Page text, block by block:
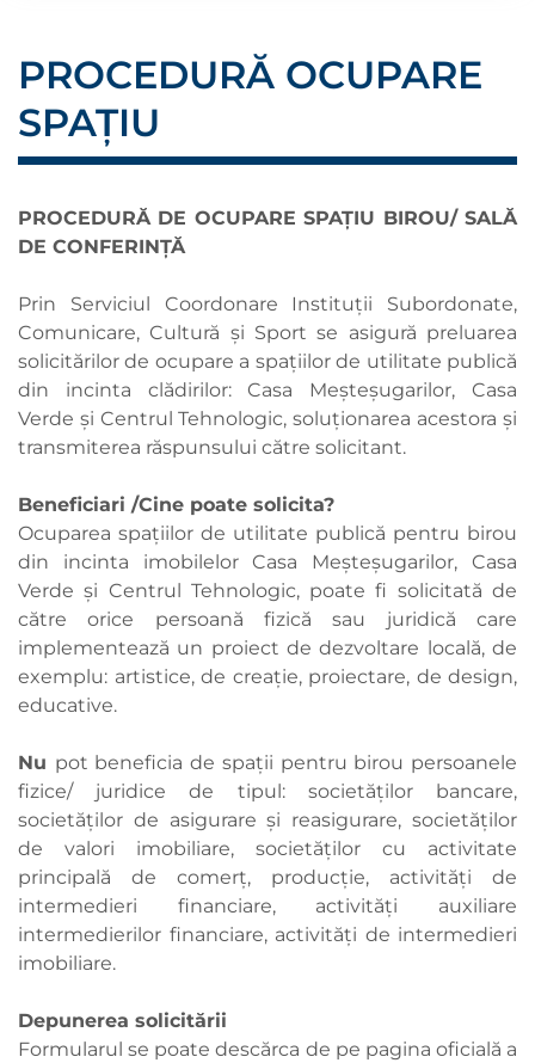
PROCEDURĂ OCUPARE
SPAȚIU
PROCEDURĂ DE OCUPARE SPAȚIU BIROU/ SALĂ
DE CONFERINȚĂ
Prin Serviciul Coordonare Instituții Subordonate,
Comunicare, Cultură și Sport se asigură preluarea
solicitărilor de ocupare a spațiilor de utilitate publică
din incinta clădirilor: Casa Meșteșugarilor, Casa
Verde și Centrul Tehnologic, soluționarea acestora și
transmiterea răspunsului către solicitant.
Beneficiari /Cine poate solicita?
Ocuparea spațiilor de utilitate publică pentru birou
din incinta imobilelor Casa Meșteșugarilor, Casa
Verde și Centrul Tehnologic, poate fi solicitată de
către orice persoană fizică sau juridică care
implementează un proiect de dezvoltare locală, de
exemplu: artistice, de creație, proiectare, de design,
educative.
Nu pot beneficia de spații pentru birou persoanele
fizice/ juridice de tipul: societăţilor bancare,
societăţilor de asigurare şi reasigurare, societăţilor
de valori imobiliare, societăţilor cu activitate
principală de comerţ, producție, activităţi de
intermedieri financiare, activităţi auxiliare
intermedierilor financiare, activităţi de intermedieri
imobiliare.
Depunerea solicitării
Formularul se poate descărca de pe pagina oficială a